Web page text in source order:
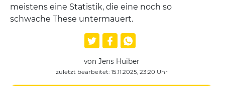
meistens eine Statistik, die eine noch so
schwache These untermauert.
von Jens Huiber
zuletzt bearbeitet: 15.11.2025, 23:20 Uhr